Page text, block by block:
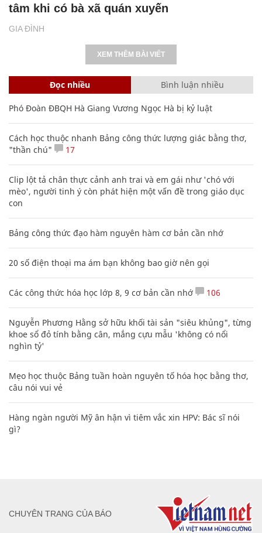
GIA ĐÌNH
tâm khi có bà xã quán xuyến
XEM THÊM BÀI VIẾT
Đọc nhiều Bình luận nhiều
Phó Đoàn ĐBQH Hà Giang Vương Ngọc Hà bị kỷ luật
Cách học thuộc nhanh Bảng công thức lượng giác bằng thơ,
"thần chú"
17
Clip lột tả chân thực cảnh anh trai và em gái như 'chó với
mèo', người tinh ý còn phát hiện một vấn đề trong giáo dục
con
Bảng công thức đạo hàm nguyên hàm cơ bản cần nhớ
20 số điện thoại ma ám bạn không bao giờ nên gọi
Các công thức hóa học lớp 8, 9 cơ bản cần nhớ 106
Nguyễn Phương Hằng sở hữu khối tài sản "siêu khủng", từng
khoe sổ đỏ tính bằng cân, mắng cựu mẫu 'không có nổi
nghìn tỷ'
Mẹo học thuộc Bảng tuần hoàn nguyên tố hóa học bằng thơ,
câu nói vui vẻ
Hàng ngàn người Mỹ ân hận vì tiêm vắc xin HPV: Bác sĩ nói
gì?
CHUYÊN TRANG CỦA BÁO